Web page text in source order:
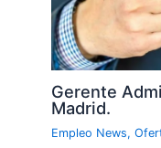
Gerente
Madrid.
Empleo News,